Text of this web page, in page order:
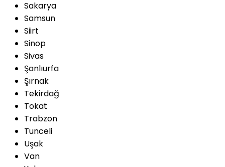
Sakarya
Samsun
Siirt
Sinop
Sivas
Şanlıurfa
Şırnak
Tekirdağ
Tokat
Trabzon
Tunceli
Uşak
Van